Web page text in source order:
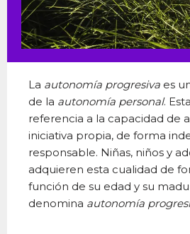
La autonomía progresiva es
de la autonomía personal.
referencia a la capacidad de
iniciativa propia, de forma
responsable. Niñas, niños y
adquieren esta cualidad de
función de su edad y su
denomina autonomía